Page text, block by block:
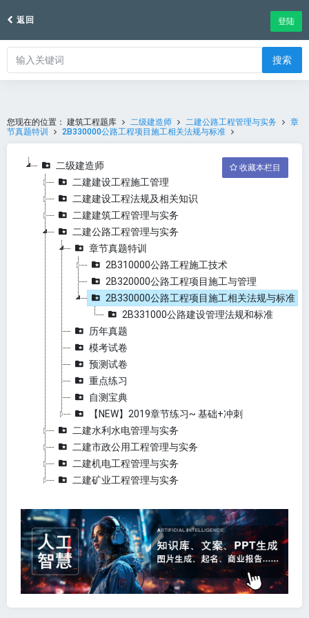
返回 登陆
搜索
您现在的位置： 建筑工程题库 二级建造师 二建公路工程管理与实务
章
节真题特训
2B330000公路工程项目施工相关法规与标准
收藏本栏目
二级建造师
二建建设工程施工管理
二建建设工程法规及相关知识
二建建筑工程管理与实务
二建公路工程管理与实务
章节真题特训
2B310000公路工程施工技术
2B320000公路工程项目施工与管理
2B330000公路工程项目施工相关法规与标准
2B331000公路建设管理法规和标准
历年真题
模考试卷
预测试卷
重点练习
自测宝典
【NEW】2019章节练习~ 基础+冲刺
二建水利水电管理与实务
二建市政公用工程管理与实务
二建机电工程管理与实务
二建矿业工程管理与实务